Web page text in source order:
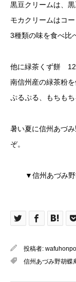
黒豆クリームは、
モカクリームはコ
3種類の味を食べ比
他に緑茶くず餅
南信州産の緑茶粉
ぷるぷる、もちも
暑い夏に信州あづ
ぞ。
▼信州あづみ
投稿者:
信州あづみ野胡蝶